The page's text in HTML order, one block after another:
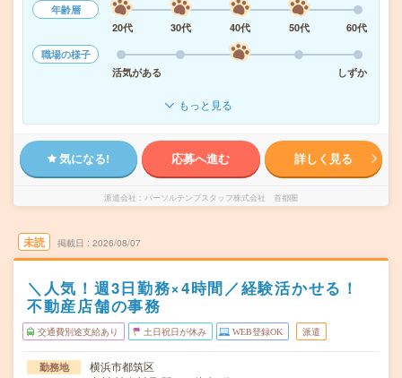
年齢層
20代
30代 40代 50代
60代
職場の様子
活気がある
しずか
もっと見る
気になる! 応募へ進む 詳しく見る
派遣会社 パーソルテンプスタッフ株式会社 首都圏
未読 掲載日 2026/08/07
＼人気！週3日勤務×4時間／経験活かせる！
不動産店舗の事務
交通費別途支給あり 土日祝日が休み WEB登録OK 派遣
勤務地
横浜市都筑区